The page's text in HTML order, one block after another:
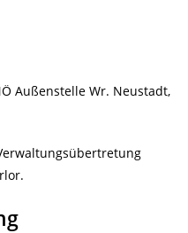
Außenstelle Wr. Neustadt,